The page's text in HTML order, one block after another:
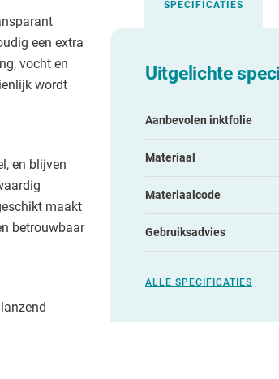
een extra
vocht en
wordt
en blijven
maakt
betrouwbaar
SPECIFICATIES
Uitgelichte
Aanbevolen inktfolie
Materiaal
Materiaalcode
Gebruiksadvies
ALLE SPECIFICATIES